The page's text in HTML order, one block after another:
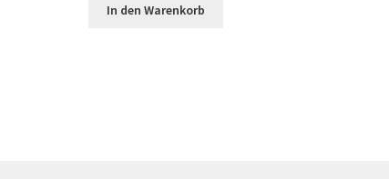
In den Warenkorb